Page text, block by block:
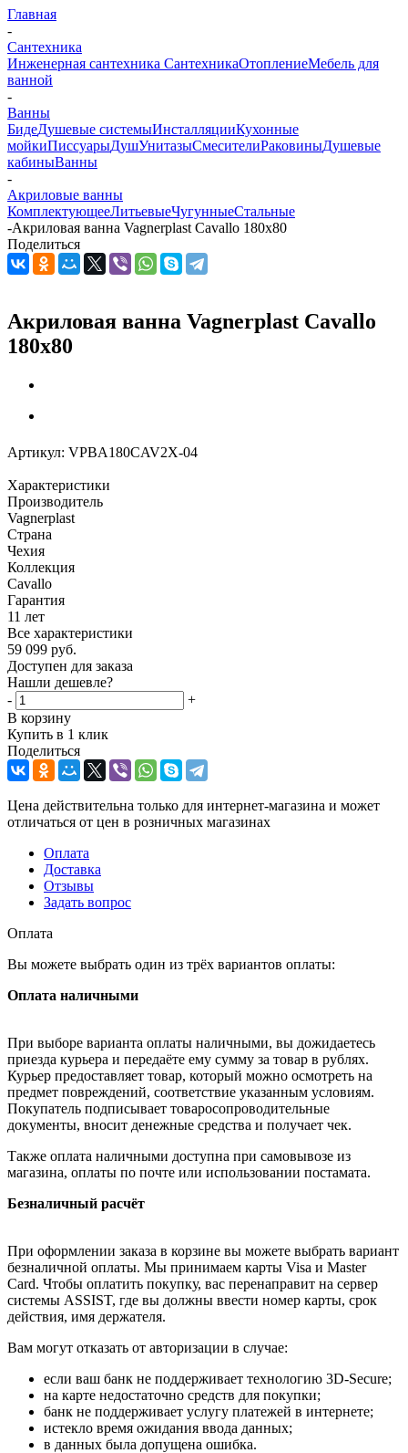
Главная
-
Сантехника
Инженерная сантехника СантехникаОтоплениеМебель для
ванной
-
Ванны
БидеДушевые системыИнсталляцииКухонные
мойкиПиссуарыДушУнитазыСмесителиРаковиныДушевые
кабиныВанны
-
Акриловые ванны
КомплектующееЛитьевыеЧугунныеСтальные
-Акриловая ванна Vagnerplast Cavallo 180х80
Поделиться
Акриловая ванна Vagnerplast Cavallo
180х80
Артикул: VPBA180CAV2X-04
Характеристики
Производитель
Vagnerplast
Страна
Чехия
Коллекция
Cavallo
Гарантия
11 лет
Все характеристики
59 099 руб.
Доступен для заказа
Нашли дешевле?
-
+
В корзину
Купить в 1 клик
Поделиться
Цена действительна только для интернет-магазина и может
отличаться от цен в розничных магазинах
Оплата
Доставка
Отзывы
Задать вопрос
Оплата
Вы можете выбрать один из трёх вариантов оплаты:
Оплата наличными
При выборе варианта оплаты наличными, вы дожидаетесь
приезда курьера и передаёте ему сумму за товар в рублях.
Курьер предоставляет товар, который можно осмотреть на
предмет повреждений, соответствие указанным условиям.
Покупатель подписывает товаросопроводительные
документы, вносит денежные средства и получает чек.
Также оплата наличными доступна при самовывозе из
магазина, оплаты по почте или использовании постамата.
Безналичный расчёт
При оформлении заказа в корзине вы можете выбрать вариант
безналичной оплаты. Мы принимаем карты Visa и Master
Card. Чтобы оплатить покупку, вас перенаправит на сервер
системы ASSIST, где вы должны ввести номер карты, срок
действия, имя держателя.
Вам могут отказать от авторизации в случае:
если ваш банк не поддерживает технологию 3D-Secure;
на карте недостаточно средств для покупки;
банк не поддерживает услугу платежей в интернете;
истекло время ожидания ввода данных;
в данных была допущена ошибка.